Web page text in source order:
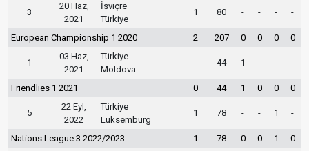
3
20 Haz,
2021
İsviçre
Türkiye
1 80 - - - -
European Championship 1 2020 2 207 0 0 0 0
1
03 Haz,
2021
Türkiye
Moldova
- 44 1 - - -
Friendlies 1 2021 0 44 1 0 0 0
5
22 Eyl,
2022
Türkiye
Lüksemburg
1 78 - - 1 -
Nations League 3 2022/2023 1 78 0 0 1 0